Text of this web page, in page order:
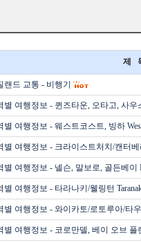
제
랜드 교통 - 비행기
별 여행정보 - 퀸즈타운, 오타고, 사
별 여행정보 - 웨스트코스트, 빙하
별 여행정보 - 크라이스트처치/캔터
별 여행정보 - 넬슨, 말보로, 골든베
별 여행정보 - 타라나키/웰링턴
별 여행정보 - 와이카토/로토루아/타
별 여행정보 - 코로만델, 베이 오브